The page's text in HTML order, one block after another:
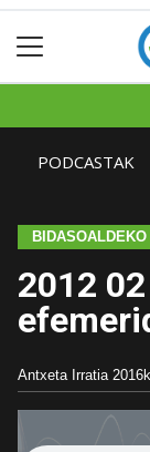
PODCASTAK
2012
Antxeta Irratia